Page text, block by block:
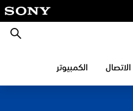
بحث
الاتصال الكمبيوتر